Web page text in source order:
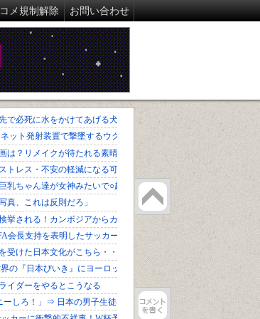
コメ規制解除 お問い合わせ